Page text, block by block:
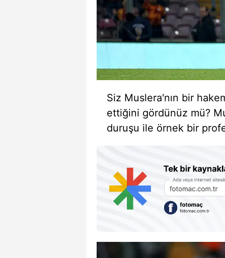
Siz Muslera'nın bir
ettiğini gördünüz mü?
duruşu ile örnek bir